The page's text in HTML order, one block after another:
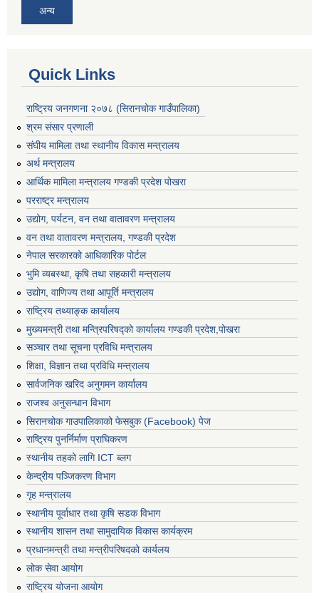
अन्य
Quick Links
राष्ट्रिय जनगणना २०७८ (सिरानचोक गाउँपालिका)
श्रम संसार प्रणाली
संघीय मामिला तथा स्थानीय विकास मन्त्रालय
अर्थ मन्त्रालय
आर्थिक मामिला मन्त्रालय गण्डकी प्रदेश पोखरा
परराष्ट्र मन्त्रालय
उद्योग, पर्यटन, वन तथा वातावरण मन्त्रालय
वन तथा वातावरण मन्त्रालय, गण्डकी प्रदेश
नेपाल सरकारको आधिकारिक पोर्टल
भुमि व्यबस्था, कृषि तथा सहकारी मन्त्रालय
उद्योग, वाणिज्य तथा आपूर्ति मन्त्रालय
राष्ट्रिय तथ्याङ्क कार्यालय
मुख्यमन्त्री तथा मन्त्रिपरिषद्को कार्यालय गण्डकी प्रदेश,पोखरा
सञ्‍चार तथा सूचना प्रविधि मन्त्रालय
शिक्षा, विज्ञान तथा प्रविधि मन्त्रालय
सार्वजनिक खरिद अनुगमन कार्यालय
राजश्व अनुसन्धान विभाग
सिरानचोक गाउपालिकाको फेसबुक (Facebook) पेज
राष्ट्रिय पुनर्निर्माण प्राघिकरण
स्थानीय तहको लागि ICT ब्लग
केन्द्रीय पञ्जिकरण विभाग
गृह मन्त्रालय
स्थानीय पूर्वाधार तथा कृषि सडक विभाग
स्थानीय शासन तथा सामुदायिक विकास कार्यक्रम
प्रधानमन्त्री तथा मन्त्रीपरिषदको कार्यलय
लोक सेवा आयोग
राष्ट्रिय योजना आयोग